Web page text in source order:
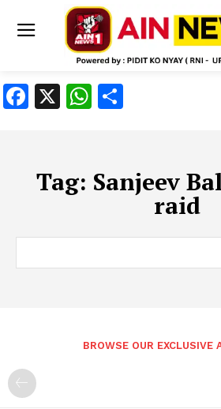
Facebook
X WhatsApp
Tag: Sanjeev
raid
BROWSE OUR EXCLUSIVE